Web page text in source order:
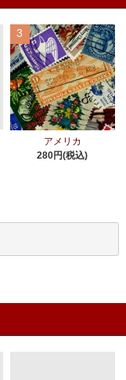
3
アメリカ
280円(税込)